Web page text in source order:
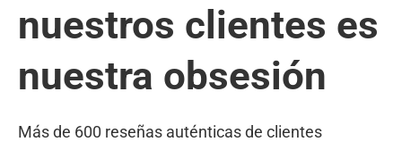
nuestros clientes es
nuestra obsesión
Más de 600 reseñas auténticas de clientes